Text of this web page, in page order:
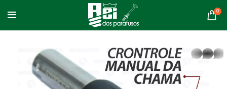
0
whatsapp